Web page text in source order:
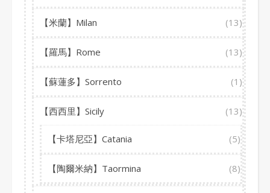
【米蘭】Milan (13)
【羅馬】Rome (13)
【蘇蓮多】Sorrento (1)
【西西里】Sicily (13)
【卡塔尼亞】Catania (5)
【陶爾米納】Taormina (8)